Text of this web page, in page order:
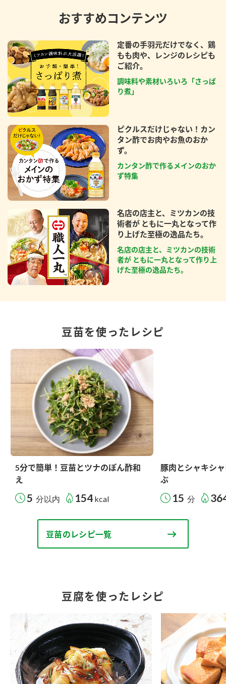
おすすめコンテンツ
定番の手羽元だけでなく、鶏
もも肉や、レンジのレシピも
ご紹介。
調味料や素材いろいろ「さっぱ
り煮」
ピクルスだけじゃない！カン
タン酢でお肉やお魚のおか
ず。
カンタン酢で作るメインのおか
ず特集
名店の店主と、ミツカンの技
術者が ともに一丸となって作
り上げた至極の逸品たち。
名店の店主と、ミツカンの技術
者が ともに一丸となって作り上
げた至極の逸品たち。
豆苗を使ったレシピ
5分で簡単！豆苗とツナのぽん酢和
え
5 分以内 154 kcal
豚肉とシャキシ
ぶ
15 分
豆苗のレシピ一覧
豆腐を使ったレシピ